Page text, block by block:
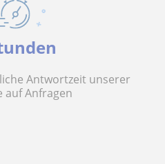
Antwortzeit unserer
auf Anfragen